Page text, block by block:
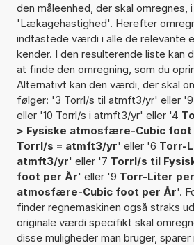
den måleenhed, der skal
'Lækagehastighed'. Herefter
indtastede værdi i alle de relevante
kender. I den resulterende liste kan
at finde den omregning, som du
Alternativt kan den værdi, der skal
følger: '3 Torrl/s til atmft3/yr' eller
eller '10 Torrl/s i atmft3/yr' eller '4
> Fysiske atmosfære-Cubic foot
Torrl/s = atmft3/yr' eller '6 Torr-
atmft3/yr' eller '7 Torrl/s til
foot per År' eller '9 Torr-Liter
atmosfære-Cubic foot per År'.
finder regnemaskinen også straks
originale værdi specifikt skal
disse muligheder man bruger,